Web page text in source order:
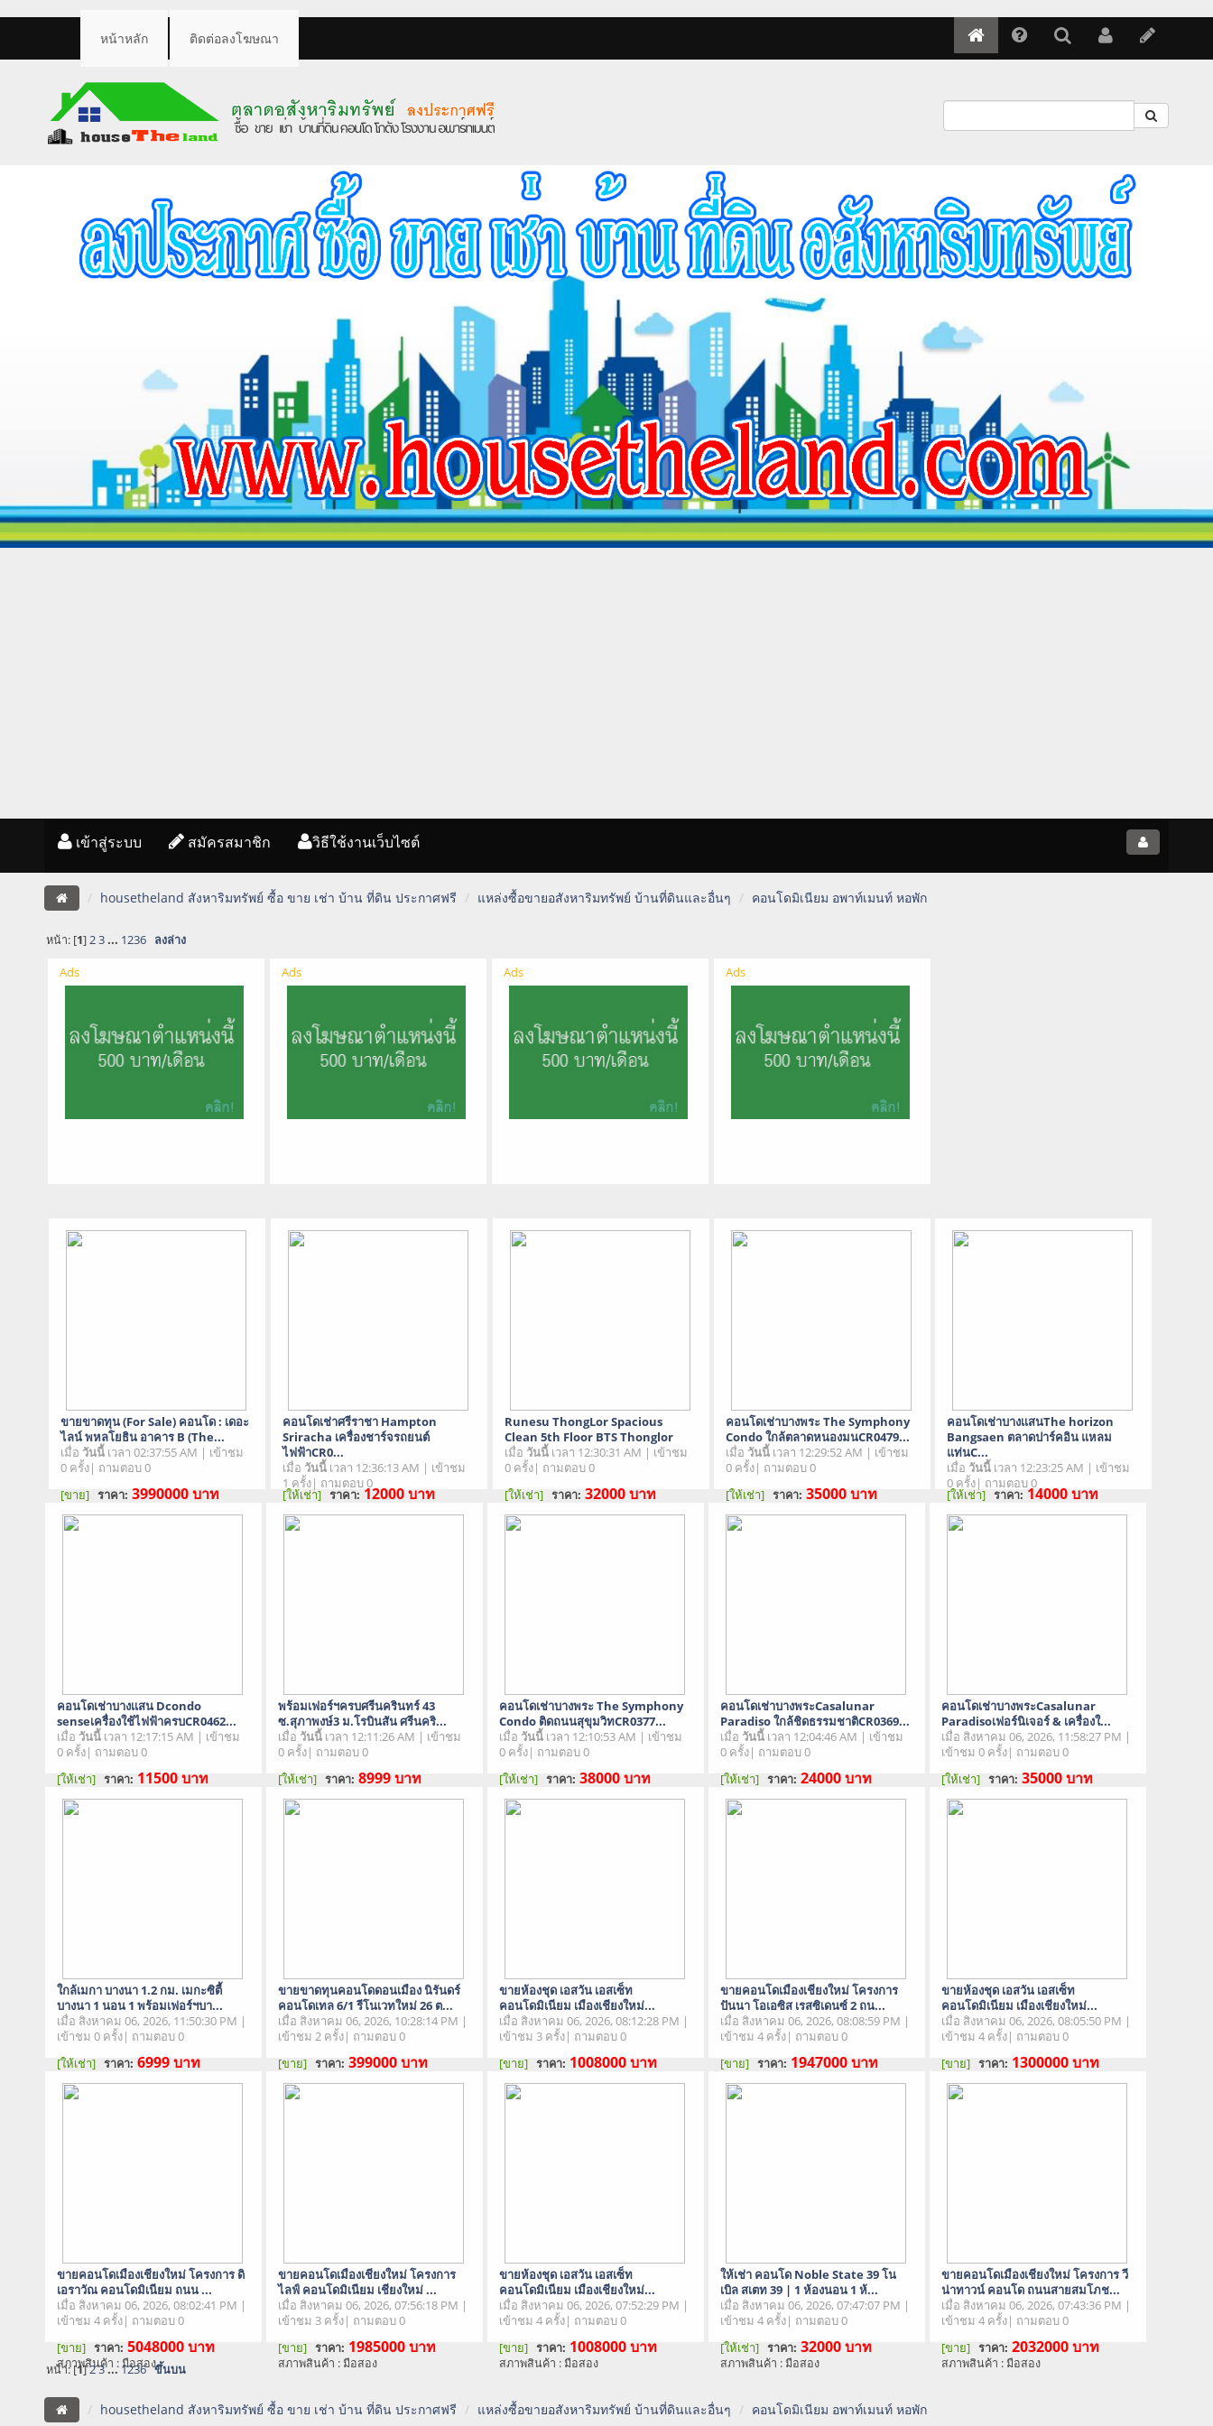
หน้าหลัก ติดต่อลงโฆษณา
เข้าสู่ระบบ สมัครสมาชิก วิธีใช้งานเว็บไซต์
housetheland สังหาริมทรัพย์ ซื้อ ขาย เช่า บ้าน ที่ดิน ประกาศฟรี แหล่งซื้อขายอสังหาริมทรัพย์ บ้านที่ดินและอื่นๆ คอนโดมิเนียม อพาท์เมนท์ หอพัก
หน้า: [1]23... 1236 ลงล่าง
Ads Ads Ads Ads
ขายขาดทุน (For Sale) คอนโด : เดอะ
ไลน์ พหลโยธิน อาคาร B (The...
เมื่อ วันนี้ เวลา 02:37:55 AM | เข้าชม
0 ครั้ง| ถามตอบ 0
[ขาย] ราคา: 3990000บาท
คอนโดเช่าศรีราชา Hampton
Sriracha เครื่องชาร์จรถยนต์
ไฟฟ้าCR0...
เมื่อ วันนี้ เวลา 12:36:13 AM | เข้าชม
1 ครั้ง| ถามตอบ 0
[ให้เช่า] ราคา:12000บาท
Runesu ThongLor Spacious
Clean 5th Floor BTS Thonglor
เมื่อ วันนี้ เวลา 12:30:31 AM | เข้าชม
0 ครั้ง| ถามตอบ 0
[ให้เช่า] ราคา: 32000บาท
คอนโดเช่าบางพระ The Symphony
Condo ใกล้ตลาดหนองมนCR0479...
เมื่อ วันนี้ เวลา 12:29:52 AM | เข้าชม
0 ครั้ง| ถามตอบ 0
[ให้เช่า] ราคา: 35000บาท
คอนโดเช่าบางเเสนThe horizon
Bangsaen ตลาดปาร์คอิน แหลม
แท่นC...
เมื่อ วันนี้ เวลา 12:23:25 AM | เข้าชม
0 ครั้ง| ถามตอบ 0
[ให้เช่า] ราคา:14000บาท
คอนโดเช่าบางเเสน Dcondo
senseเครื่องใช้ไฟฟ้าครบCR0462...
เมื่อ วันนี้ เวลา 12:17:15 AM | เข้าชม
0 ครั้ง| ถามตอบ 0
[ให้เช่า] ราคา: 11500บาท
พร้อมเฟอร์ฯครบศรีนครินทร์ 43
ซ.สุภาพงษ์3 ม.โรบินสัน ศรีนคริ...
เมื่อ วันนี้ เวลา 12:11:26 AM | เข้าชม
0 ครั้ง| ถามตอบ 0
[ให้เช่า] ราคา: 8999บาท
คอนโดเช่าบางพระ The Symphony
Condo ติดถนนสุขุมวิทCR0377...
เมื่อ วันนี้ เวลา 12:10:53 AM | เข้าชม
0 ครั้ง| ถามตอบ 0
[ให้เช่า] ราคา: 38000บาท
คอนโดเช่าบางพระCasalunar
Paradiso ใกล้ชิดธรรมชาติCR0369...
เมื่อ วันนี้ เวลา 12:04:46 AM | เข้าชม
0 ครั้ง| ถามตอบ 0
[ให้เช่า] ราคา: 24000บาท
คอนโดเช่าบางพระCasalunar
Paradisoเฟอร์นิเจอร์ & เครื่องใ...
เมื่อ สิงหาคม 06, 2026, 11:58:27 PM |
เข้าชม 0 ครั้ง| ถามตอบ 0
[ให้เช่า] ราคา: 35000บาท
ใกล้เมกา บางนา 1.2 กม. เมกะซิตี้
บางนา 1 นอน 1 พร้อมเฟอร์ฯบา...
เมื่อ สิงหาคม 06, 2026, 11:50:30 PM |
เข้าชม 0 ครั้ง| ถามตอบ 0
[ให้เช่า] ราคา: 6999บาท
ขายขาดทุนคอนโดดอนเมือง นิรันดร์
คอนโดเทล 6/1 รีโนเวทใหม่ 26 ต...
เมื่อ สิงหาคม 06, 2026, 10:28:14 PM |
เข้าชม 2 ครั้ง| ถามตอบ 0
[ขาย] ราคา: 399000บาท
ขายห้องชุด เอสวัน เอสเซ็ท
คอนโดมิเนียม เมืองเชียงใหม่...
เมื่อ สิงหาคม 06, 2026, 08:12:28 PM |
เข้าชม 3 ครั้ง| ถามตอบ 0
[ขาย] ราคา: 1008000บาท
ขายคอนโดเมืองเชียงใหม่ โครงการ
ปันนา โอเอซิส เรสซิเดนซ์ 2 ถน...
เมื่อ สิงหาคม 06, 2026, 08:08:59 PM |
เข้าชม 4 ครั้ง| ถามตอบ 0
[ขาย] ราคา: 1947000บาท
ขายห้องชุด เอสวัน เอสเซ็ท
คอนโดมิเนียม เมืองเชียงใหม่...
เมื่อ สิงหาคม 06, 2026, 08:05:50 PM |
เข้าชม 4 ครั้ง| ถามตอบ 0
[ขาย] ราคา: 1300000บาท
ขายคอนโดเมืองเชียงใหม่ โครงการ ดิ
เอราวัณ คอนโดมิเนียม ถนน ...
เมื่อ สิงหาคม 06, 2026, 08:02:41 PM |
เข้าชม 4 ครั้ง| ถามตอบ 0
[ขาย] ราคา: 5048000บาท
สภาพสินค้า : มือสอง
ขายคอนโดเมืองเชียงใหม่ โครงการ
ไลฟ์ คอนโดมิเนียม เชียงใหม่ ...
เมื่อ สิงหาคม 06, 2026, 07:56:18 PM |
เข้าชม 3 ครั้ง| ถามตอบ 0
[ขาย] ราคา: 1985000บาท
สภาพสินค้า : มือสอง
ขายห้องชุด เอสวัน เอสเซ็ท
คอนโดมิเนียม เมืองเชียงใหม่...
เมื่อ สิงหาคม 06, 2026, 07:52:29 PM |
เข้าชม 4 ครั้ง| ถามตอบ 0
[ขาย] ราคา: 1008000บาท
สภาพสินค้า : มือสอง
ให้เช่า คอนโด Noble State 39 โน
เบิล สเตท 39 | 1 ห้องนอน 1 ห้...
เมื่อ สิงหาคม 06, 2026, 07:47:07 PM |
เข้าชม 4 ครั้ง| ถามตอบ 0
[ให้เช่า] ราคา: 32000บาท
สภาพสินค้า : มือสอง
ขายคอนโดเมืองเชียงใหม่ โครงการ วี
น่าทาวน์ คอนโด ถนนสายสมโภช...
เมื่อ สิงหาคม 06, 2026, 07:43:36 PM |
เข้าชม 4 ครั้ง| ถามตอบ 0
[ขาย] ราคา: 2032000บาท
สภาพสินค้า : มือสอง
หน้า: [1]23...1236 ขึ้นบน
housetheland สังหาริมทรัพย์ ซื้อ ขาย เช่า บ้าน ที่ดิน ประกาศฟรี แหล่งซื้อขายอสังหาริมทรัพย์ บ้านที่ดินและอื่นๆ คอนโดมิเนียม อพาท์เมนท์ หอพัก